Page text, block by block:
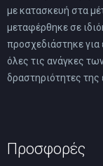
με κατασκευή στα
μεταφέρθηκε σε
προσχεδιάστηκε για
όλες τις ανάγκες
δραστηριότητες της
Προσφορές